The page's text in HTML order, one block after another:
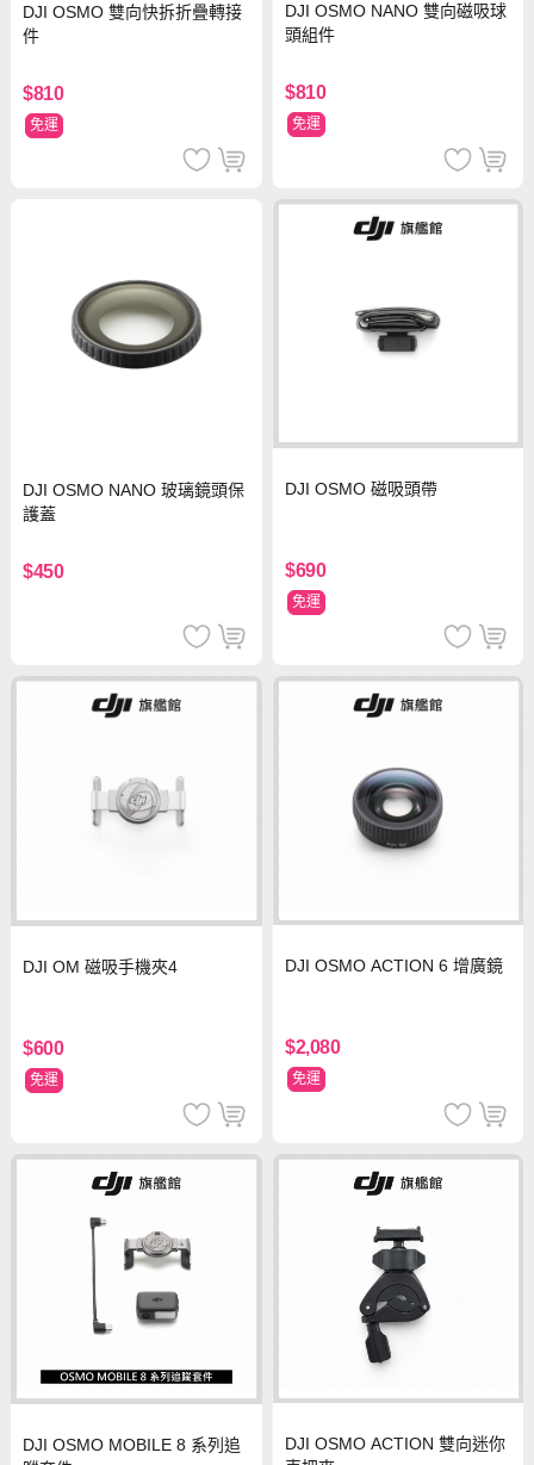
DJI OSMO 雙向快拆折疊轉接
件
$810
免運
DJI OSMO NANO 雙向磁吸球
頭組件
$810
免運
DJI OSMO NANO 玻璃鏡頭保
護蓋
$450
DJI OSMO 磁吸頭帶
$690
免運
DJI OM 磁吸手機夾4
$600
免運
DJI OSMO ACTION 6 增廣鏡
$2,080
免運
DJI OSMO MOBILE 8 系列追
DJI OSMO ACTION 雙向迷你